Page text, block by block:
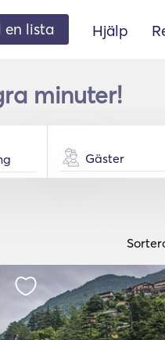
en lista Hjälp
minuter!
Gäster